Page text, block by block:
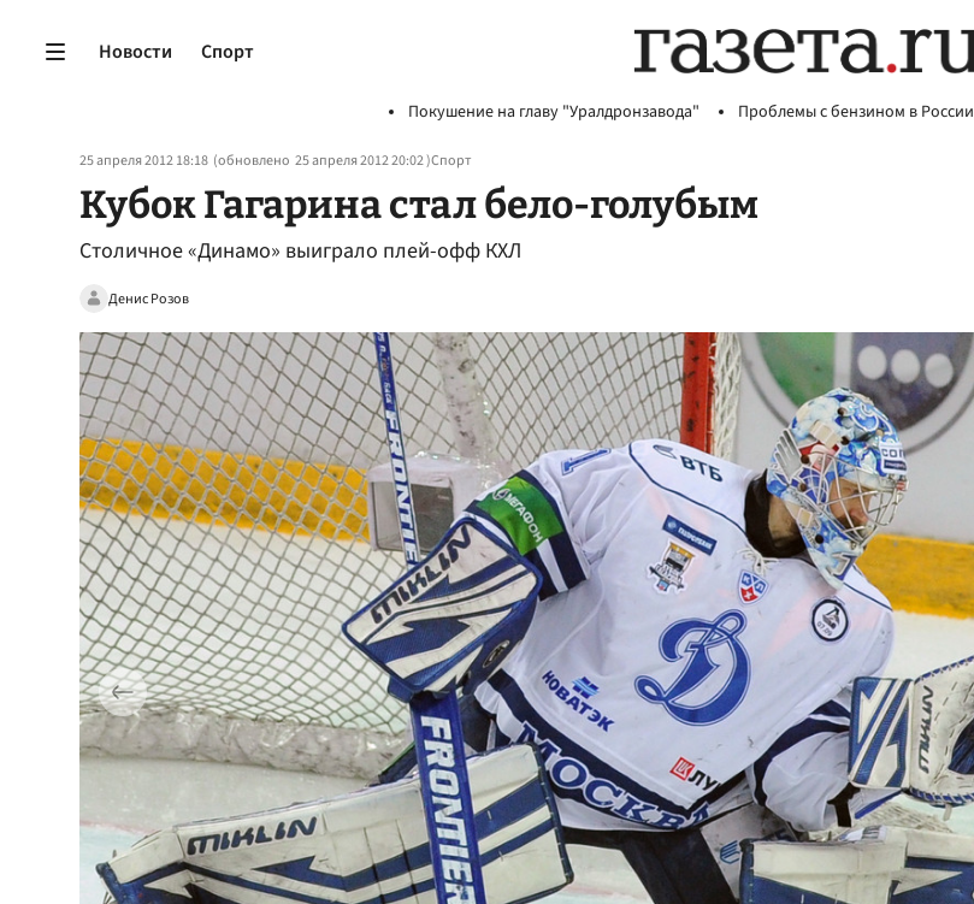
Новости Спорт
Покушение на главу "Уралдронзавода" Проблемы с бензином в России
25 апреля 2012 18:18 (обновлено 25 апреля 2012 20:02)Спорт
Кубок Гагарина стал бело-голубым
Столичное «Динамо» выиграло плей-офф КХЛ
Денис Розов